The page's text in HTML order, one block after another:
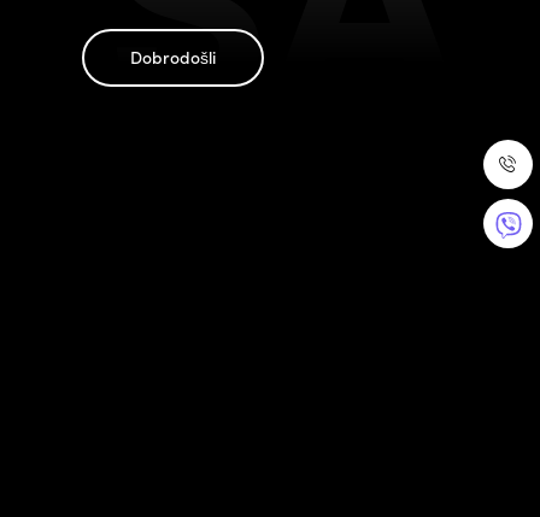
Dobrodošli